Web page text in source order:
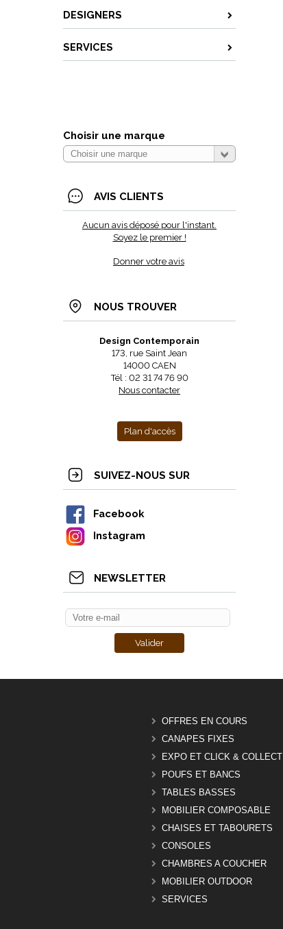
DESIGNERS
SERVICES
Choisir une marque
AVIS CLIENTS
Aucun avis déposé pour l'instant.
Soyez le premier !
Donner votre avis
NOUS TROUVER
Design Contemporain
173, rue Saint Jean
14000 CAEN
Tél : 02 31 74 76 90
Nous contacter
Plan d'accès
SUIVEZ-NOUS SUR
Facebook
Instagram
NEWSLETTER
OFFRES EN COURS
CANAPES FIXES
EXPO ET CLICK & COLLECT
POUFS ET BANCS
TABLES BASSES
MOBILIER COMPOSABLE
CHAISES ET TABOURETS
CONSOLES
CHAMBRES A COUCHER
MOBILIER OUTDOOR
SERVICES